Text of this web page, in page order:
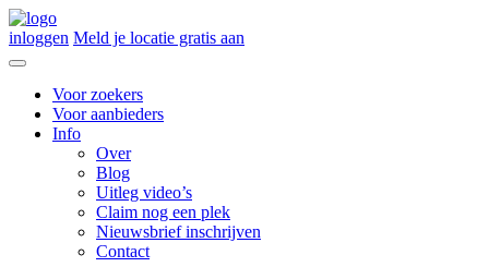
inloggen Meld je locatie gratis aan
Voor zoekers
Voor aanbieders
Info
Over
Blog
Uitleg video’s
Claim nog een plek
Nieuwsbrief inschrijven
Contact